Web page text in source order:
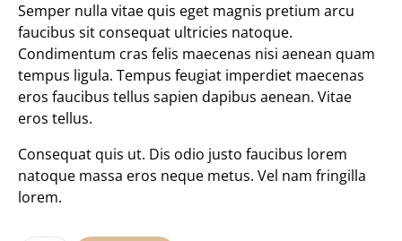
Semper nulla vitae quis eget magnis pretium arcu
faucibus sit consequat ultricies natoque.
Condimentum cras felis maecenas nisi aenean quam
tempus ligula. Tempus feugiat imperdiet maecenas
eros faucibus tellus sapien dapibus aenean. Vitae
eros tellus.
Consequat quis ut. Dis odio justo faucibus lorem
natoque massa eros neque metus. Vel nam fringilla
lorem.